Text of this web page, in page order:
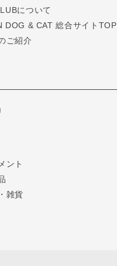
について
DOG & CAT 総合サイトTOP
ご紹介
ント
雑貨